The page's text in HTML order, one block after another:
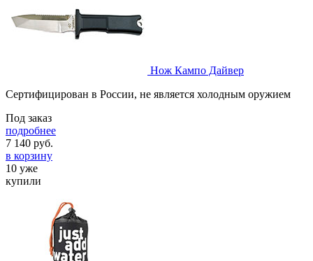
Нож Кампо Дайвер
Сертифицирован в России, не является холодным оружием
Под заказ
подробнее
7 140 руб.
в корзину
10 уже
купили